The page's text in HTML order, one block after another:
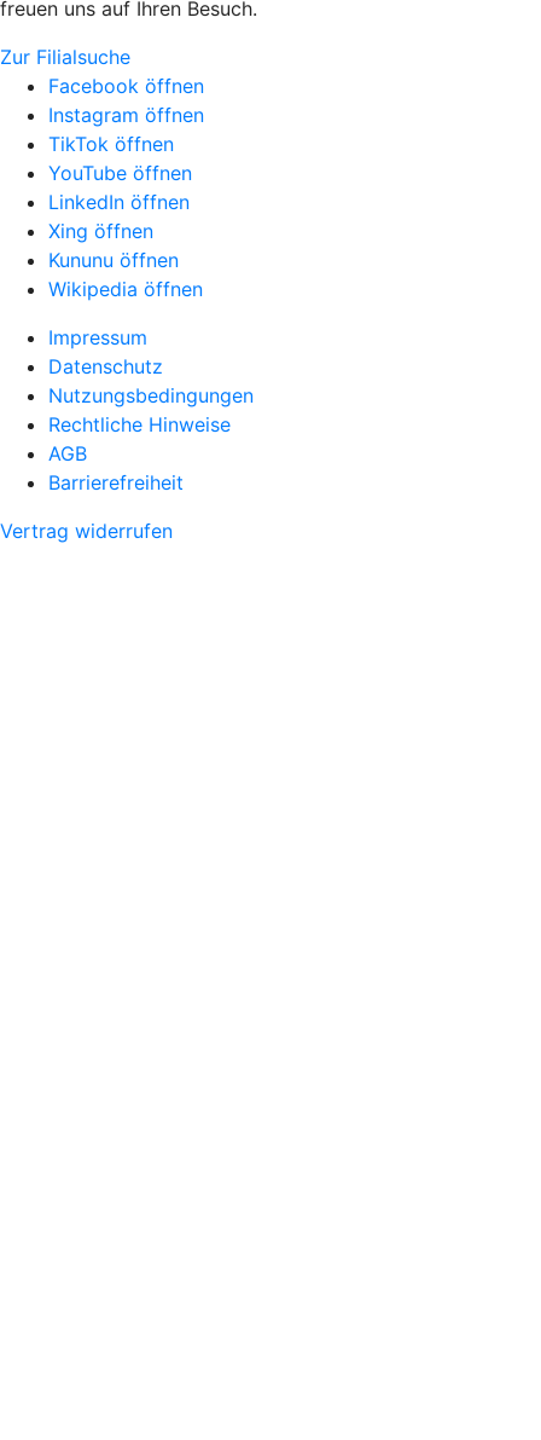
freuen uns auf Ihren Besuch.
Zur Filialsuche
Facebook öffnen
Instagram öffnen
TikTok öffnen
YouTube öffnen
LinkedIn öffnen
Xing öffnen
Kununu öffnen
Wikipedia öffnen
Impressum
Datenschutz
Nutzungsbedingungen
Rechtliche Hinweise
AGB
Barrierefreiheit
Vertrag widerrufen